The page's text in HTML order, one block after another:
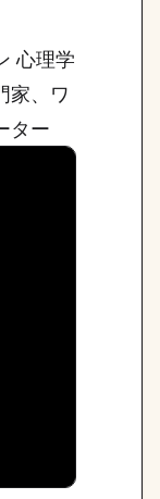
心理学
家、ワ
ター